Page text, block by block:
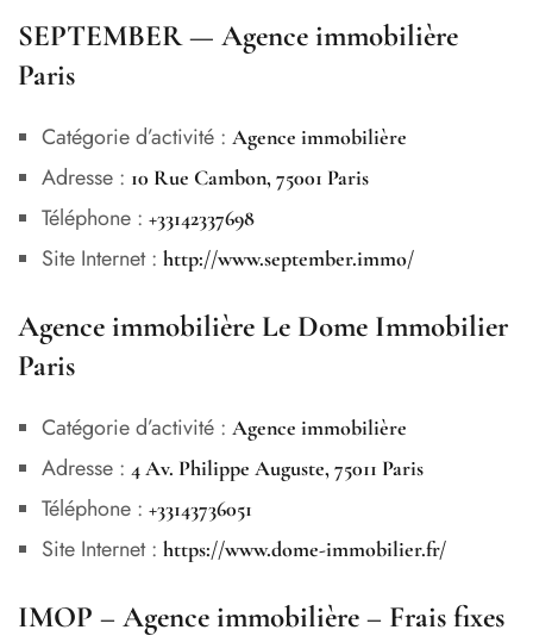
SEPTEMBER — Agence immobilière
Paris
Catégorie d’activité : Agence immobilière
Adresse : 10 Rue Cambon, 75001 Paris
Téléphone : +33142337698
Site Internet : http://www.september.immo/
Agence immobilière Le Dome Immobilier
Paris
Catégorie d’activité : Agence immobilière
Adresse : 4 Av. Philippe Auguste, 75011 Paris
Téléphone : +33143736051
Site Internet : https://www.dome-immobilier.fr/
IMOP – Agence immobilière – Frais fixes